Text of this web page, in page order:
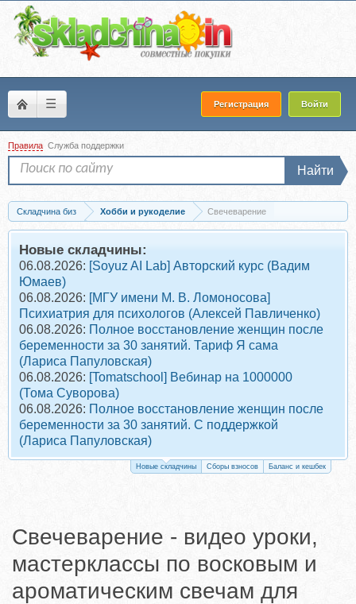
☰ Регистрация Войти
Правила Служба поддержки
Найти
Складчина биз Хобби и рукоделие Свечеварение
Новые складчины:
06.08.2026: [Soyuz AI Lab] Авторский курс (Вадим
Юмаев)
06.08.2026: [МГУ имени М. В. Ломоносова]
Психиатрия для психологов (Алексей Павличенко)
06.08.2026: Полное восстановление женщин после
беременности за 30 занятий. Тариф Я сама
(Лариса Папуловская)
06.08.2026: [Tomatschool] Вебинар на 1000000
(Тома Суворова)
06.08.2026: Полное восстановление женщин после
беременности за 30 занятий. С поддержкой
(Лариса Папуловская)
Новые складчины Сборы взносов Баланс и кешбек
Свечеварение - видео уроки,
мастерклассы по восковым и
ароматическим свечам для